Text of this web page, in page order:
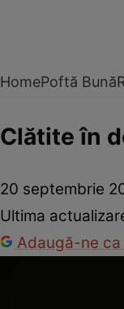
HomePoftă Bună
Clătite în
20 septembrie
Ultima
Adaugă-ne